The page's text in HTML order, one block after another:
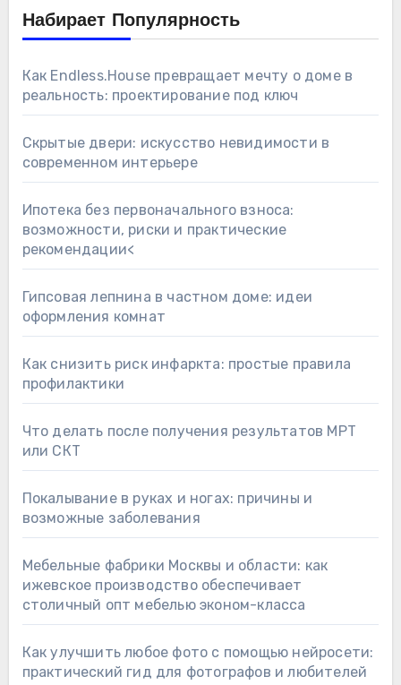
Набирает Популярность
Как Endless.House превращает мечту о доме в
реальность: проектирование под ключ
Скрытые двери: искусство невидимости в
современном интерьере
Ипотека без первоначального взноса:
возможности, риски и практические
рекомендации<
Гипсовая лепнина в частном доме: идеи
оформления комнат
Как снизить риск инфаркта: простые правила
профилактики
Что делать после получения результатов МРТ
или СКТ
Покалывание в руках и ногах: причины и
возможные заболевания
Мебельные фабрики Москвы и области: как
ижевское производство обеспечивает
столичный опт мебелью эконом-класса
Как улучшить любое фото с помощью нейросети:
практический гид для фотографов и любителей